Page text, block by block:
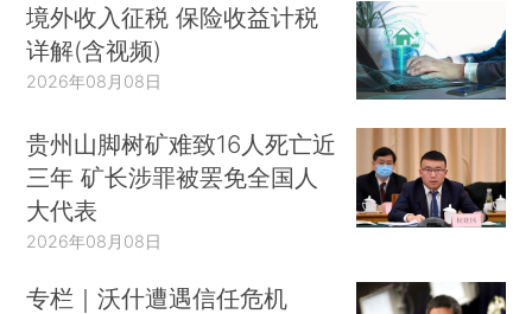
境外收入征税 保险收益计税
详解(含视频)
2026年08月08日
贵州山脚树矿难致16人死亡近
三年 矿长涉罪被罢免全国人
大代表
2026年08月08日
专栏｜沃什遭遇信任危机